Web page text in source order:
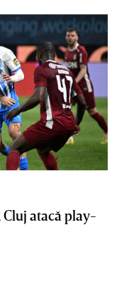
Cluj atacă play-